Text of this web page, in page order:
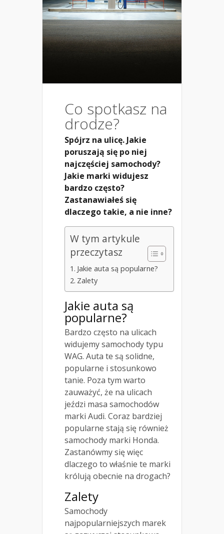
Co spotkasz na
drodze?
Spójrz na ulicę. Jakie
poruszają się po niej
najczęściej samochody?
Jakie marki widujesz
bardzo często?
Zastanawiałeś się
dlaczego takie, a nie inne?
W tym artykule
przeczytasz
Jakie auta są popularne?
Zalety
Jakie auta są
popularne?
Bardzo często na ulicach
widujemy samochody typu
WAG. Auta te są solidne,
popularne i stosunkowo
tanie. Poza tym warto
zauważyć, że na ulicach
jeździ masa samochodów
marki Audi. Coraz bardziej
popularne stają się również
samochody marki Honda.
Zastanówmy się więc
dlaczego to właśnie te marki
królują obecnie na drogach?
Zalety
Samochody
najpopularniejszych marek